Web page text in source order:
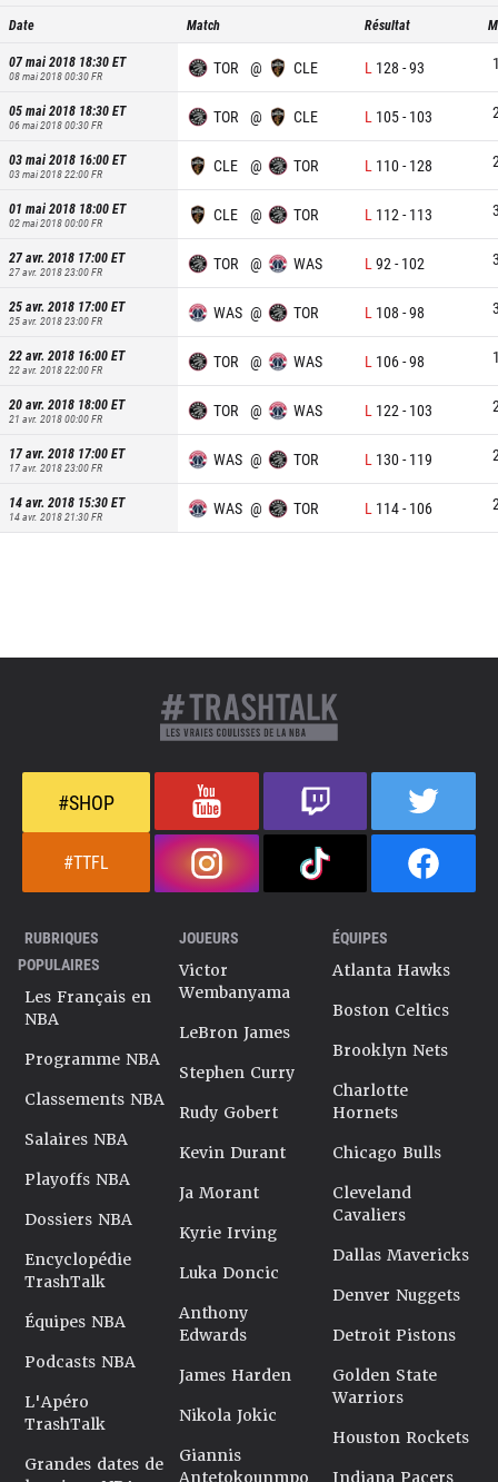
Date Match Résultat
07 mai 2018 18:30ET
08 mai 2018 00:30FR TOR @ CLE L 128 -93
05 mai 2018 18:30ET
06 mai 2018 00:30FR TOR @ CLE L 105- 103
03 mai 2018 16:00ET
03 mai 2018 22:00FR CLE @ TOR L 110- 128
01 mai 2018 18:00ET
02 mai 2018 00:00FR CLE @ TOR L 112 - 113
27 avr. 2018 17:00ET
27 avr. 2018 23:00FR TOR @ WAS L 92 - 102
25 avr. 2018 17:00ET
25 avr. 2018 23:00FR WAS @ TOR L 108 -98
22 avr. 2018 16:00ET
22 avr. 2018 22:00FR TOR @ WAS L 106-98
20 avr. 2018 18:00ET
21 avr. 2018 00:00FR TOR @ WAS L 122 - 103
17 avr. 2018 17:00ET
17 avr. 2018 23:00FR WAS @ TOR L 130- 119
14 avr. 2018 15:30ET
14 avr. 2018 21:30FR WAS @ TOR L 114- 106
#SHOP
#TTFL
RUBRIQUES
POPULAIRES
Les Français en
NBA
Programme NBA
Classements NBA
Salaires NBA
Playoffs NBA
Dossiers NBA
Encyclopédie
TrashTalk
Équipes NBA
Podcasts NBA
L'Apéro
TrashTalk
Grandes dates de
JOUEURS
Victor
Wembanyama
LeBron James
Stephen Curry
Rudy Gobert
Kevin Durant
Ja Morant
Kyrie Irving
Luka Doncic
Anthony
Edwards
James Harden
Nikola Jokic
Giannis
Antetokounmpo
ÉQUIPES
Atlanta Hawks
Boston Celtics
Brooklyn Nets
Charlotte
Hornets
Chicago Bulls
Cleveland
Cavaliers
Dallas Mavericks
Denver Nuggets
Detroit Pistons
Golden State
Warriors
Houston Rockets
Indiana Pacers